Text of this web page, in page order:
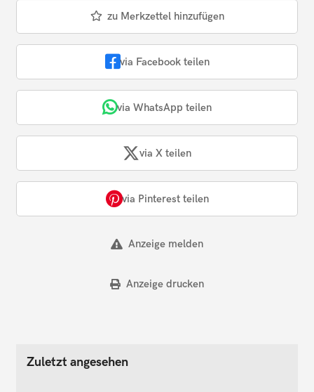
zu Merkzettel hinzufügen
via Facebook teilen
via WhatsApp teilen
via X teilen
via Pinterest teilen
Anzeige melden
Anzeige drucken
Zuletzt angesehen